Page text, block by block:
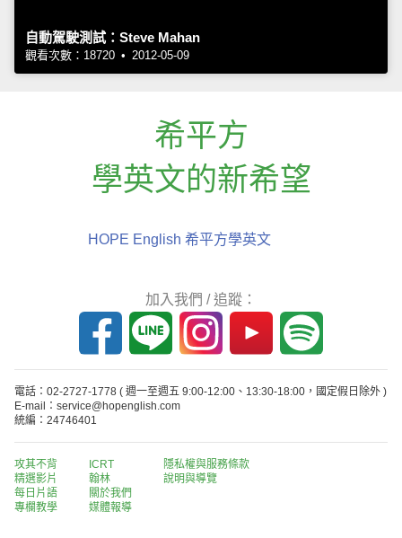
自動駕駛測試：Steve Mahan
觀看次數：18720 • 2012-05-09
希平方
學英文的新希望
HOPE English 希平方學英文
加入我們 / 追蹤：
電話：02-2727-1778 ( 週一至週五 9:00-12:00、13:30-18:00，國定假日除外 )
E-mail：service@hopenglish.com
統編：24746401
攻其不背
精選影片
每日片語
專欄教學
ICRT
翰林
關於我們
媒體報導
隱私權與服務條款
說明與導覽